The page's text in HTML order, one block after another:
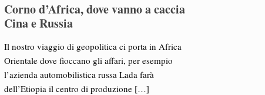
Corno d’Africa, dove vanno a caccia
Cina e Russia
Il nostro viaggio di geopolitica ci porta in Africa
Orientale dove fioccano gli affari, per esempio
l’azienda automobilistica russa Lada farà
dell’Etiopia il centro di produzione[…]